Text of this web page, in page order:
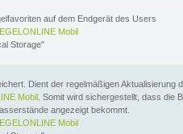
auf dem Endgerät des Users
Mobil
Storage"
Dient der regelmäßigen Aktualisierung
Mobil . Somit wird sichergestellt, dass die
angezeigt bekommt.
Mobil